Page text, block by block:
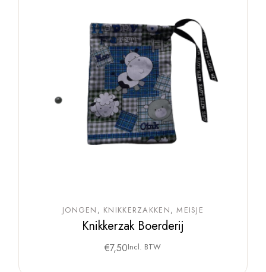
JONGEN KNIKKERZAKKEN MEISJE
Knikkerzak Boerderij
€7,50Incl. BTW